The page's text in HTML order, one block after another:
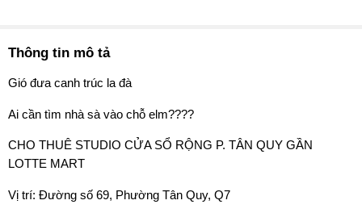
Thông tin mô tả
Gió đưa canh trúc la đà
Ai cần tìm nhà sà vào chỗ elm????
CHO THUÊ STUDIO CỬA SỔ RỘNG P. TÂN QUY GẦN
LOTTE MART
Vị trí: Đường số 69, Phường Tân Quy, Q7